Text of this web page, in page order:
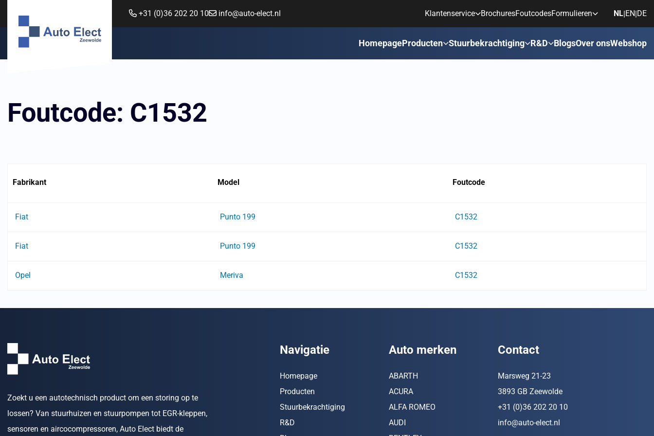
+31 (0)36 202 20 10 info@auto-elect.nl Klantenservice BrochuresFoutcodesFormulieren NL|EN|DE
HomepageProducten Stuurbekrachtiging R&D BlogsOver onsWebshop
Foutcode: C1532
Fabrikant Model Foutcode
Fiat Punto 199 C1532
Fiat Punto 199 C1532
Opel Meriva C1532
Zoekt u een autotechnisch product om een storing op te
lossen? Van stuurhuizen en stuurpompen tot EGR-kleppen,
sensoren en aircocompressoren, Auto Elect biedt de
Navigatie
Homepage
Producten
Stuurbekrachtiging
R&D
Auto merken
ABARTH
ACURA
ALFA ROMEO
AUDI
Contact
Marsweg 21-23
3893 GB Zeewolde
+31 (0)36 202 20 10
info@auto-elect.nl